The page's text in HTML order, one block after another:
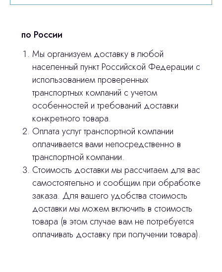
по России
Мы организуем доставку в любой
населенный пункт Российской Федерации с
использованием проверенных
транспортных компаний с учетом
особенностей и требований доставки
конкретного товара.
Оплата услуг транспортной компании
оплачивается вами непосредственно в
транспортной компании.
Стоимость доставки мы рассчитаем для вас
самостоятельно и сообщим при обработке
заказа. Для вашего удобства стоимость
доставки мы можем включить в стоимость
товара (в этом случае вам не потребуется
оплачивать доставку при получении товара).
Остались вопросы